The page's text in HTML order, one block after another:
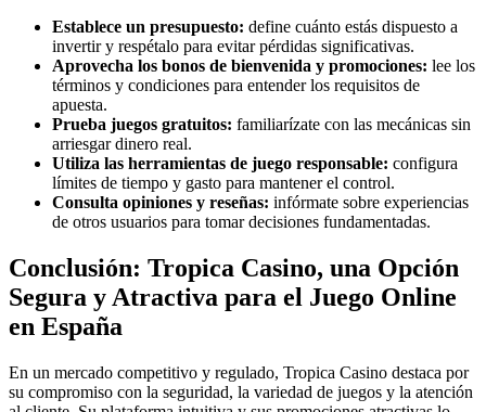
Establece un presupuesto: define cuánto estás dispuesto a
invertir y respétalo para evitar pérdidas significativas.
Aprovecha los bonos de bienvenida y promociones: lee los
términos y condiciones para entender los requisitos de
apuesta.
Prueba juegos gratuitos: familiarízate con las mecánicas sin
arriesgar dinero real.
Utiliza las herramientas de juego responsable: configura
límites de tiempo y gasto para mantener el control.
Consulta opiniones y reseñas: infórmate sobre experiencias
de otros usuarios para tomar decisiones fundamentadas.
Conclusión: Tropica Casino, una Opción
Segura y Atractiva para el Juego Online
en España
En un mercado competitivo y regulado, Tropica Casino destaca por
su compromiso con la seguridad, la variedad de juegos y la atención